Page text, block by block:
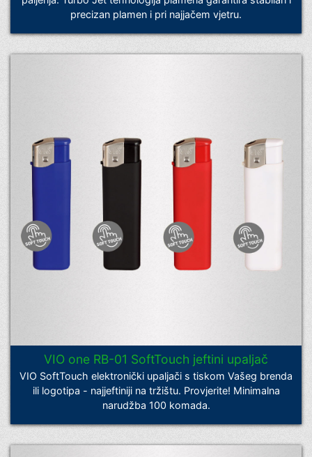
precizan plamen i pri najjačem vjetru.
VIO one RB-01 SoftTouch jeftini upaljač
VIO SoftTouch elektronički upaljači s tiskom Vašeg brenda
ili logotipa - najjeftiniji na tržištu. Provjerite! Minimalna
narudžba 100 komada.